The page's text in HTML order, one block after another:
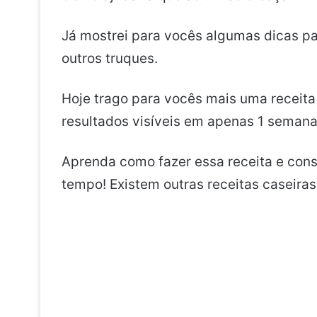
Já mostrei para vocês algumas dicas
outros truques.
Hoje trago para vocês mais uma
resultados visíveis em apenas 1
Aprenda como fazer essa receita e
tempo! Existem outras receitas